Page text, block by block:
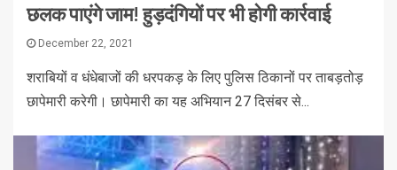
छलक पाएंगे जाम! हुड़दंगियों पर भी होगी कार्रवाई
December 22, 2021
शराबियों व धंधेबाजों की धरपकड़ के लिए पुलिस ठिकानों पर ताबड़तोड़
छापेमारी करेगी। छापेमारी का यह अभियान 27 दिसंबर से...